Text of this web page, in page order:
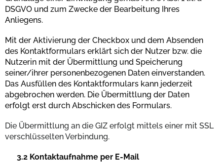
DSGVO und zum Zwecke der Bearbeitung Ihres
Anliegens.
Mit der Aktivierung der Checkbox und dem Absenden
des Kontaktformulars erklärt sich der Nutzer bzw. die
Nutzerin mit der Übermittlung und Speicherung
seiner/ihrer personenbezogenen Daten einverstanden.
Das Ausfüllen des Kontaktformulars kann jederzeit
abgebrochen werden. Die Übermittlung der Daten
erfolgt erst durch Abschicken des Formulars.
Die Übermittlung an die GIZ erfolgt mittels einer mit SSL
verschlüsselten Verbindung.
3.2 Kontaktaufnahme per E-Mail